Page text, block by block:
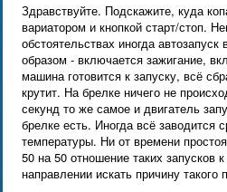
Здравствуйте. Подскажите, куда
вариатором и кнопкой старт/стоп.
обстоятельствах иногда
образом - включается зажигание,
машина готовится к запуску, всё
крутит. На брелке ничего не
секунд то же самое и двигатель
брелке есть. Иногда всё заводится
температуры. Ни от времени
50 на 50 отношение таких запусков
направлении искать причину такого